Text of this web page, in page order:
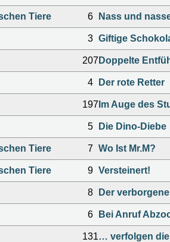
Tiere 6 Nass und
3 Giftige
207 Doppelte
4 Der rote Retter
197 Im Auge des
5 Die Dino-Diebe
Tiere 7 Wo Ist Mr.M?
Tiere 9 Versteinert!
8 Der
6 Bei Anruf
131… verfolgen